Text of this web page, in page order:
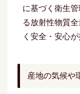
に基づく衛生
る放射性物質
く安全・安心
産地の気候や